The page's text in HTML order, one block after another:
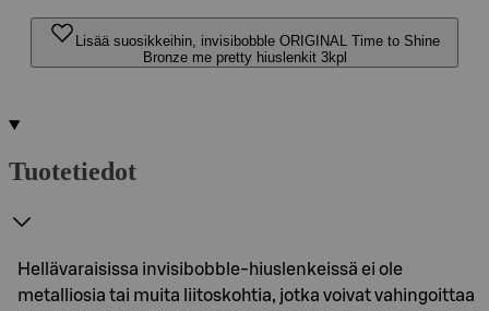
Lisää suosikkeihin, invisibobble ORIGINAL Time to Shine
Bronze me pretty hiuslenkit 3kpl
Tuotetiedot
Hellävaraisissa invisibobble-hiuslenkeissä ei ole
metalliosia tai muita liitoskohtia, jotka voivat vahingoittaa